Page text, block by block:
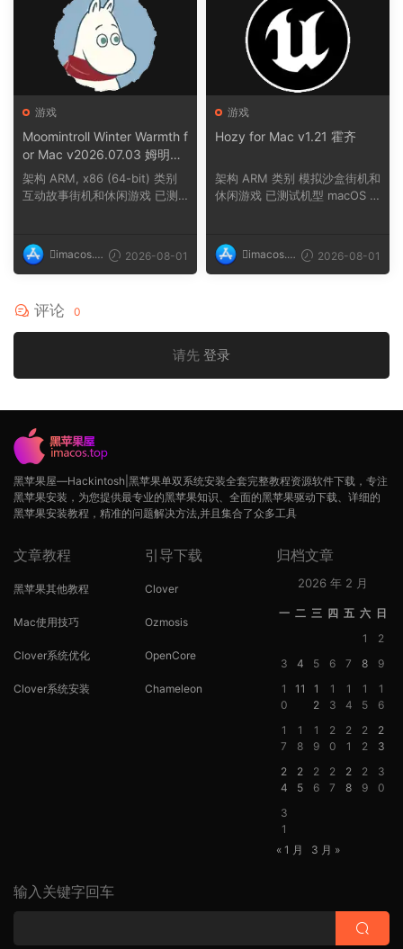
游戏
Moomintroll Winter Warmth f
or Mac v2026.07.03 姆明冬
日暖阳
架构 ARM, x86 (64-bit) 类别
互动故事街机和休闲游戏 已测
imacos.t
op
2026-08-01
游戏
Hozy for Mac v1.21 霍齐
架构 ARM 类别 模拟沙盒街机和
休闲游戏 已测试机型 macOS T
imacos.t
op
2026-08-01
评论 0
请先 登录
黑苹果屋—Hackintosh|黑苹果单双系统安装全套完整教程资源软件下载，专注
黑苹果安装，为您提供最专业的黑苹果知识、全面的黑苹果驱动下载、详细的
黑苹果安装教程，精准的问题解决方法,并且集合了众多工具
文章教程
黑苹果其他教程
Mac使用技巧
Clover系统优化
Clover系统安装
引导下载
Clover
Ozmosis
OpenCore
Chameleon
归档文章
2026 年 2 月
一 二 三 四 五 六 日
1
2
3
4 5 6 7 8
9
1
0
11
1
2
1
3
1
4
1
5
1
6
1
7
1
8
1
9
2
0
2
1
2
2
2
3
2
4
2
5
2
6
2
7
2
8
2
9
3
0
3
1
« 1 月
3 月 »
输入关键字回车